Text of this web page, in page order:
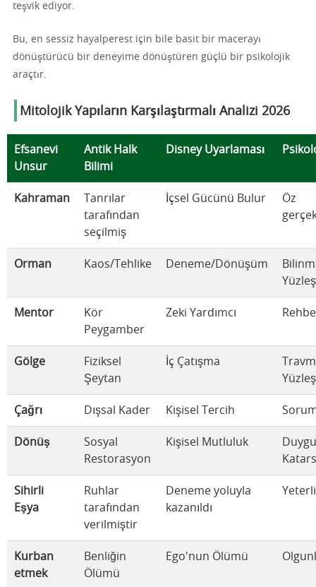
teşvik ediyor.
Bu, en sessiz hayalperest için bile basit bir macerayı
dönüştürücü bir deneyime dönüştüren güçlü bir psikolojik
araçtır.
Mitolojik Yapıların Karşılaştırmalı Analizi 2026
Efsanevi
Unsur
Antik Halk
Bilimi
Disney Uyarlaması
Kahraman
Tanrılar
tarafından
seçilmiş
İçsel Gücünü Bulur
Öz
Orman Kaos/Tehlike Deneme/Dönüşüm
Mentor
Kör
Peygamber
Zeki Yardımcı
Gölge
Fiziksel
Şeytan
İç Çatışma
Çağrı Dışsal Kader Kişisel Tercih
Dönüş
Sosyal
Restorasyon
Kişisel Mutluluk
Sihirli
Eşya
Ruhlar
tarafından
verilmiştir
Deneme yoluyla
kazanıldı
Kurban
etmek
Benliğin
Ölümü
Ego'nun Ölümü